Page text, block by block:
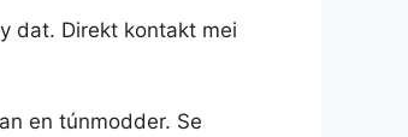
dat. Direkt kontakt mei
en túnmodder. Se